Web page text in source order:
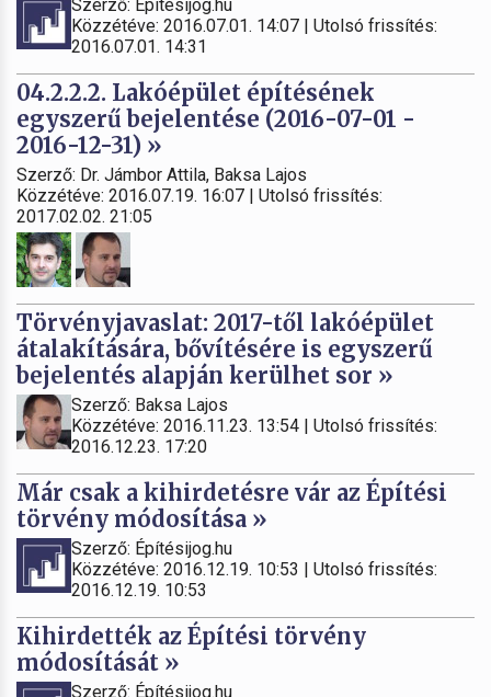
Szerző: Építésijog.hu
Közzétéve: 2016.07.01. 14:07 | Utolsó frissítés:
2016.07.01. 14:31
04.2.2.2. Lakóépület építésének
egyszerű bejelentése (2016-07-01 -
2016-12-31) »
Szerző: Dr. Jámbor Attila, Baksa Lajos
Közzétéve: 2016.07.19. 16:07 | Utolsó frissítés:
2017.02.02. 21:05
Törvényjavaslat: 2017-től lakóépület
átalakítására, bővítésére is egyszerű
bejelentés alapján kerülhet sor »
Szerző: Baksa Lajos
Közzétéve: 2016.11.23. 13:54 | Utolsó frissítés:
2016.12.23. 17:20
Már csak a kihirdetésre vár az Építési
törvény módosítása »
Szerző: Építésijog.hu
Közzétéve: 2016.12.19. 10:53 | Utolsó frissítés:
2016.12.19. 10:53
Kihirdették az Építési törvény
módosítását »
Szerző: Építésijog.hu